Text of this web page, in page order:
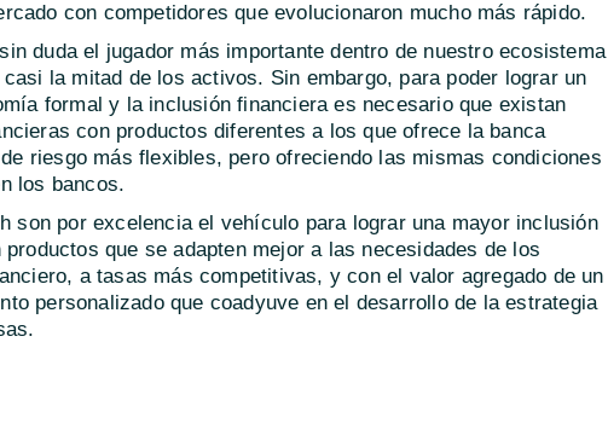
con competidores que evolucionaron mucho más rápido.
duda el jugador más importante dentro de nuestro ecosistema
la mitad de los activos. Sin embargo, para poder lograr un
formal y la inclusión financiera es necesario que existan
con productos diferentes a los que ofrece la banca
riesgo más flexibles, pero ofreciendo las mismas condiciones
los bancos.
son por excelencia el vehículo para lograr una mayor inclusión
que se adapten mejor a las necesidades de los
a tasas más competitivas, y con el valor agregado de un
personalizado que coadyuve en el desarrollo de la estrategia